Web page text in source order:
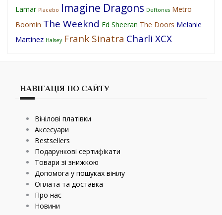
Lamar Placebo Imagine Dragons Deftones Metro
Boomin The Weeknd Ed Sheeran The Doors Melanie
Martinez Halsey Frank Sinatra Charli XCX
НАВІГАЦІЯ ПО САЙТУ
Вінілові платівки
Аксесуари
Bestsellers
Подарункові сертифікати
Товари зі знижкою
Допомога у пошуках вінілу
Оплата та доставка
Про нас
Новини